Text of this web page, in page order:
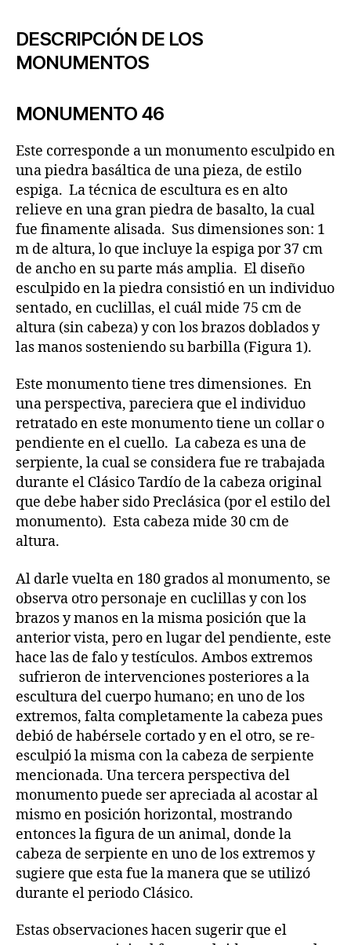
DESCRIPCIÓN DE LOS
MONUMENTOS
MONUMENTO 46
Este corresponde a un monumento esculpido en
una piedra basáltica de una pieza, de estilo
espiga. La técnica de escultura es en alto
relieve en una gran piedra de basalto, la cual
fue finamente alisada. Sus dimensiones son: 1
m de altura, lo que incluye la espiga por 37 cm
de ancho en su parte más amplia. El diseño
esculpido en la piedra consistió en un individuo
sentado, en cuclillas, el cuál mide 75 cm de
altura (sin cabeza) y con los brazos doblados y
las manos sosteniendo su barbilla (Figura 1).
Este monumento tiene tres dimensiones. En
una perspectiva, pareciera que el individuo
retratado en este monumento tiene un collar o
pendiente en el cuello. La cabeza es una de
serpiente, la cual se considera fue re trabajada
durante el Clásico Tardío de la cabeza original
que debe haber sido Preclásica (por el estilo del
monumento). Esta cabeza mide 30 cm de
altura.
Al darle vuelta en 180 grados al monumento, se
observa otro personaje en cuclillas y con los
brazos y manos en la misma posición que la
anterior vista, pero en lugar del pendiente, este
hace las de falo y testículos. Ambos extremos
sufrieron de intervenciones posteriores a la
escultura del cuerpo humano; en uno de los
extremos, falta completamente la cabeza pues
debió de habérsele cortado y en el otro, se re-
esculpió la misma con la cabeza de serpiente
mencionada. Una tercera perspectiva del
monumento puede ser apreciada al acostar al
mismo en posición horizontal, mostrando
entonces la figura de un animal, donde la
cabeza de serpiente en uno de los extremos y
sugiere que esta fue la manera que se utilizó
durante el periodo Clásico.
Estas observaciones hacen sugerir que el